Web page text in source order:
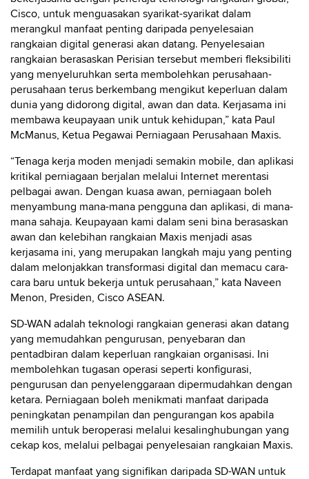
Cisco, untuk menguasakan syarikat-syarikat dalam
merangkul manfaat penting daripada penyelesaian
rangkaian digital generasi akan datang. Penyelesaian
rangkaian berasaskan Perisian tersebut memberi fleksibiliti
yang menyeluruhkan serta membolehkan perusahaan-
perusahaan terus berkembang mengikut keperluan dalam
dunia yang didorong digital, awan dan data. Kerjasama ini
membawa keupayaan unik untuk kehidupan,” kata Paul
McManus, Ketua Pegawai Perniagaan Perusahaan Maxis.
“Tenaga kerja moden menjadi semakin mobile, dan aplikasi
kritikal perniagaan berjalan melalui Internet merentasi
pelbagai awan. Dengan kuasa awan, perniagaan boleh
menyambung mana-mana pengguna dan aplikasi, di mana-
mana sahaja. Keupayaan kami dalam seni bina berasaskan
awan dan kelebihan rangkaian Maxis menjadi asas
kerjasama ini, yang merupakan langkah maju yang penting
dalam melonjakkan transformasi digital dan memacu cara-
cara baru untuk bekerja untuk perusahaan,” kata Naveen
Menon, Presiden, Cisco ASEAN.
SD-WAN adalah teknologi rangkaian generasi akan datang
yang memudahkan pengurusan, penyebaran dan
pentadbiran dalam keperluan rangkaian organisasi. Ini
membolehkan tugasan operasi seperti konfigurasi,
pengurusan dan penyelenggaraan dipermudahkan dengan
ketara. Perniagaan boleh menikmati manfaat daripada
peningkatan penampilan dan pengurangan kos apabila
memilih untuk beroperasi melalui kesalinghubungan yang
cekap kos, melalui pelbagai penyelesaian rangkaian Maxis.
Terdapat manfaat yang signifikan daripada SD-WAN untuk